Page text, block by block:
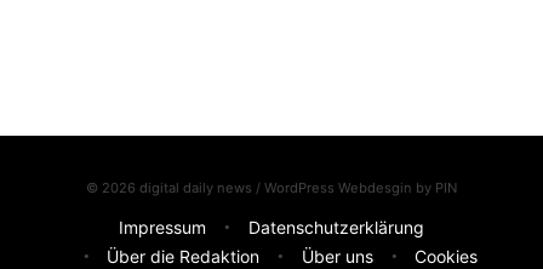
© 2026 digital daily news / WordPress Webdesgin by PIN
Impressum
Datenschutzerklärung
Über die Redaktion
Über uns
Cookies